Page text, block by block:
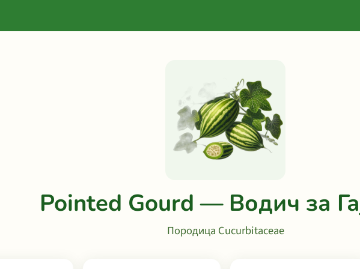
Pointed Gourd — Водич за
Породица Cucurbitaceae